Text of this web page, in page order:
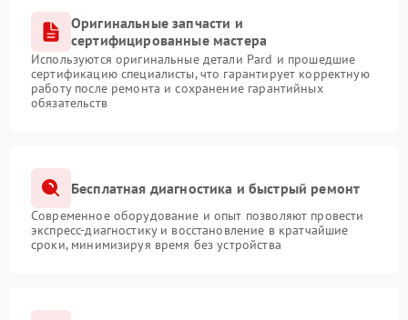
Оригинальные запчасти и
сертифицированные мастера
Используются оригинальные детали Pard и прошедшие
сертификацию специалисты, что гарантирует корректную
работу после ремонта и сохранение гарантийных
обязательств
Бесплатная диагностика и быстрый ремонт
Современное оборудование и опыт позволяют провести
экспресс-диагностику и восстановление в кратчайшие
сроки, минимизируя время без устройства